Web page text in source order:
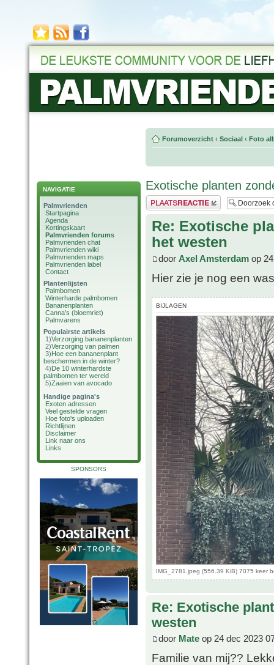
NAVIGATIE
Palmvrienden
Startpagina
Agenda
Kortingskaart
Palmvrienden forums
Palmvrienden chat
Palmvrienden wiki
Palmvrienden maps
Palmvrienden label
Contact
Plantenlijsten
Palmbomen
Winterharde palmbomen
Bananenplanten
Canna's (bloemriet)
Palmvarens
Populairste artikels
1)Verzorging bananenplanten
2)Verzorging van palmen
3)Hoe een bananenplant
beschermen in de winter?
4)De 10 winterhardste
palmbomen ter wereld
5)Zaaien van avocado
Handige pagina's
Exoten adressen
Veel gestelde vragen
Hoe foto's uploaden
Richtlijnen
Disclaimer
Link naar ons
Links
SPONSORS
Forumoverzicht ‹ Sociaal ‹ Foto
Exotische planten
Plaats een reactie
Re: Exotische
het westen
door Axel Amsterdam op
Hier zie je nog een
BIJLAGEN
IMG_2781.jpeg (556.39 KiB) 7075 keer
Re: Exotische
westen
door Mate op 24 dec 2023
Familie van mij??